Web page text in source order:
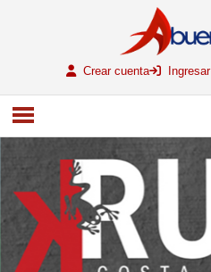
Crear cuenta Ingresar